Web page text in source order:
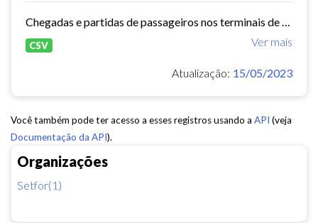
Organizações
Setfor(1)
Ver mais
CSV
Atualização: 15/05/2023
Você também pode ter acesso a esses registros usando a API (veja
Documentação da API).